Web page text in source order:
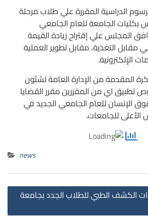
الدراسية المقررة علي طلاب مرحلة
بكليات الجامعة للعام الجامعي
كما وافق المجلس علي إقتراح زيادة القيمة
مقابل التغذية، مقابل تطوير العملية
الإلكترونية.
المقدمة من الإدارة العامة لشئون
تطبيق اي من المقررين مقرر القضايا
الإنسان للعام الجامعي الجديد في
للجامعات.
news
الكشف الطبي للطلاب الجدد بجامعة